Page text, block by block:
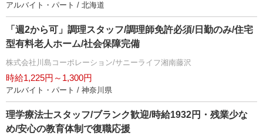
アルバイト・パート / 北海道
「週2から可」調理スタッフ/調理師免許必須/日勤のみ/住宅
型有料老人ホーム/社会保障完備
株式会社川島コーポレーション/サニーライフ湘南藤沢
時給1,225円～1,300円
アルバイト・パート / 神奈川県
理学療法士スタッフ/ブランク歓迎/時給1932円・残業少な
め/安心の教育体制で復職応援